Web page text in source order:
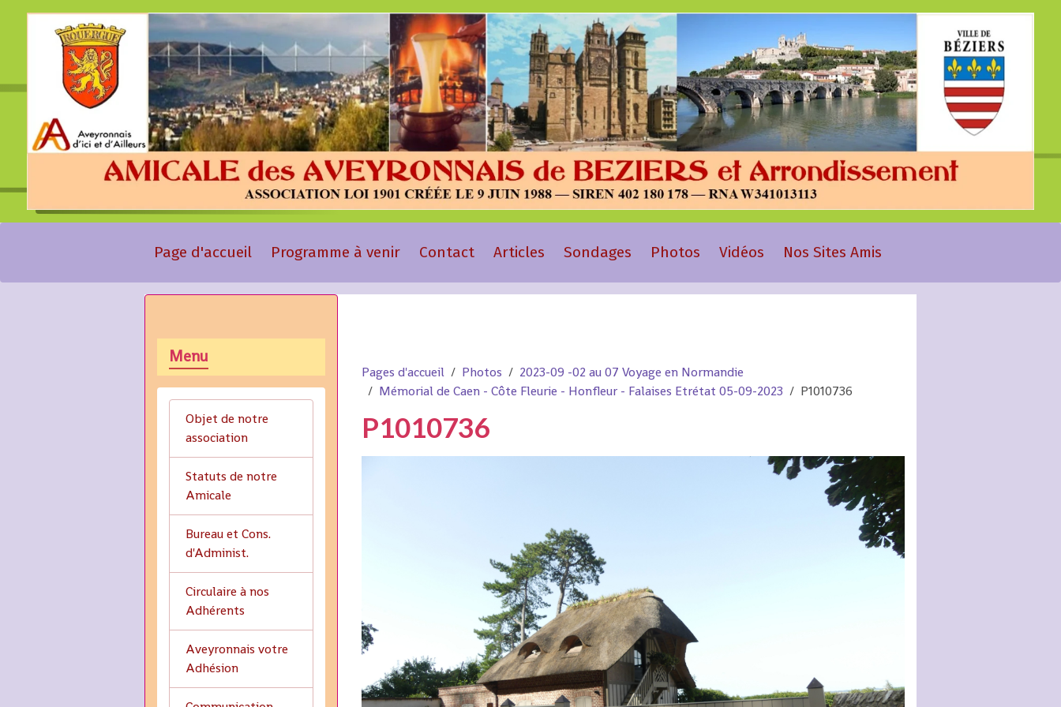
Page d'accueil Programme à venir Contact Articles Sondages Photos Vidéos Nos Sites Amis
Pages d'accueil Photos
2023-09 -02 au 07 Voyage en Normandie
Mémorial de Caen - Côte Fleurie - Honfleur - Falaises Etrétat 05-09-2023
P1010736
P1010736
Menu
Objet de notre
association
Statuts de notre
Amicale
Bureau et Cons.
d'Administ.
Circulaire à nos
Adhérents
Aveyronnais votre
Adhésion